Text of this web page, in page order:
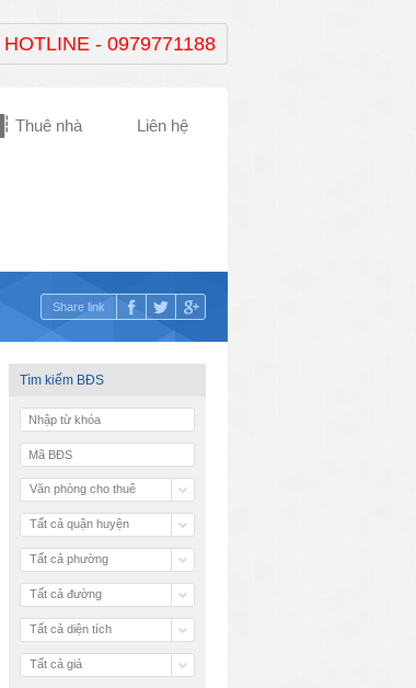
HOTLINE - 0979771188
Thuê nhà Liên hệ
Share link
Tìm kiếm BĐS
Văn phòng cho thuê
Tất cả quận huyện
Tất cả phường
Tất cả đường
Tất cả diện tích
Tất cả giá